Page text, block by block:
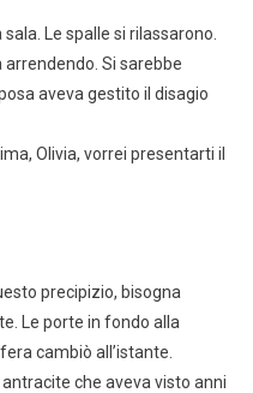
Le spalle si rilassarono.
Si sarebbe
aveva gestito il disagio
Olivia, vorrei presentarti il
precipizio, bisogna
Le porte in fondo alla
cambiò all’istante.
che aveva visto anni